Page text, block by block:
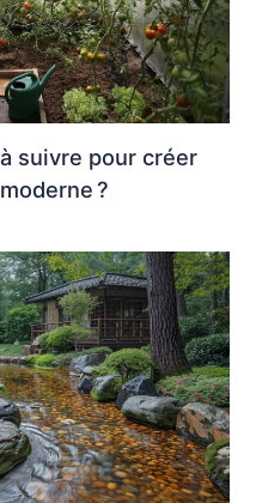
suivre pour créer
?